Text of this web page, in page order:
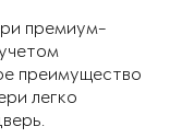
премиум-
преимущество
легко